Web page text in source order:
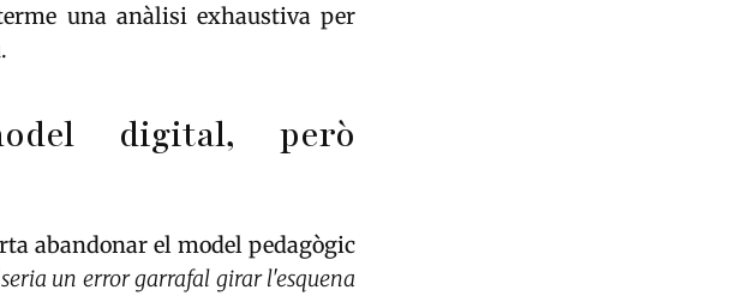
una anàlisi exhaustiva per
digital, però
abandonar el model pedagògic
seria un error garrafal girar l'esquena